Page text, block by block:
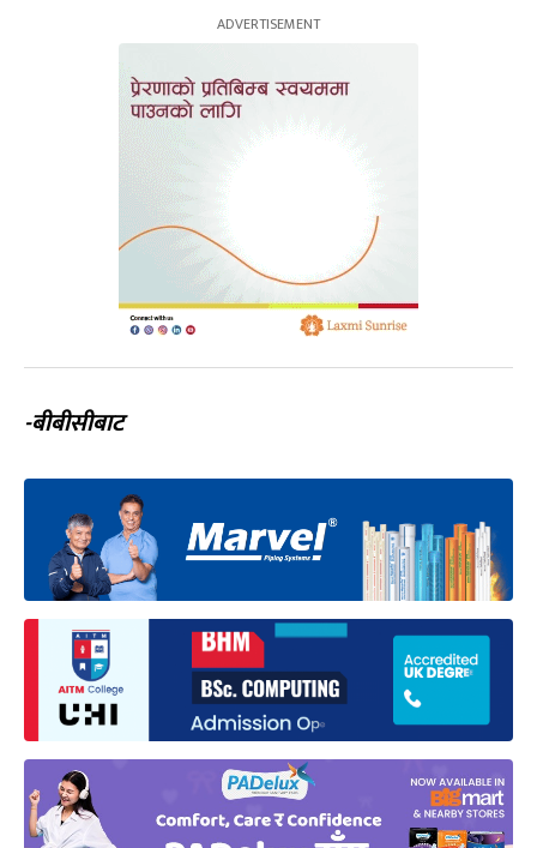
-बीबीसीबाट